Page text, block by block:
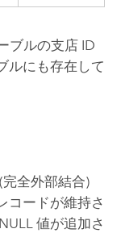
ブルの支店 ID
ルにも存在して
全外部結合)
コードが維持さ
値が追加さ